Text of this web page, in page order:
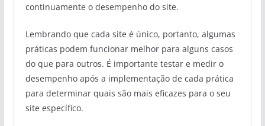
continuamente o desempenho do site.
Lembrando que cada site é único, portanto, algumas
práticas podem funcionar melhor para alguns casos
do que para outros. É importante testar e medir o
desempenho após a implementação de cada prática
para determinar quais são mais eficazes para o seu
site específico.